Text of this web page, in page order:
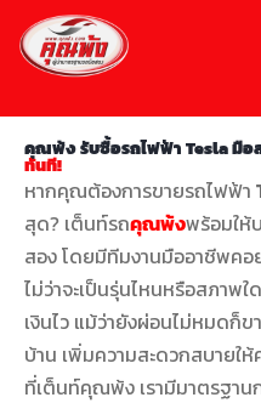
คุณพ้ง รับซื้อรถไฟฟ้า Tesla มื
ทันที!
หากคุณต้องการขายรถไฟฟ้า
สุด? เต็นท์รถคุณพ้งพร้อมให้
สอง โดยมีทีมงานมืออาชีพคอ
ไม่ว่าจะเป็นรุ่นไหนหรือสภาพใ
เงินไว แม้ว่ายังผ่อนไม่หมดก็
บ้าน เพิ่มความสะดวกสบายใ
ที่เต็นท์คุณพ้ง เรามีมาตรฐาน